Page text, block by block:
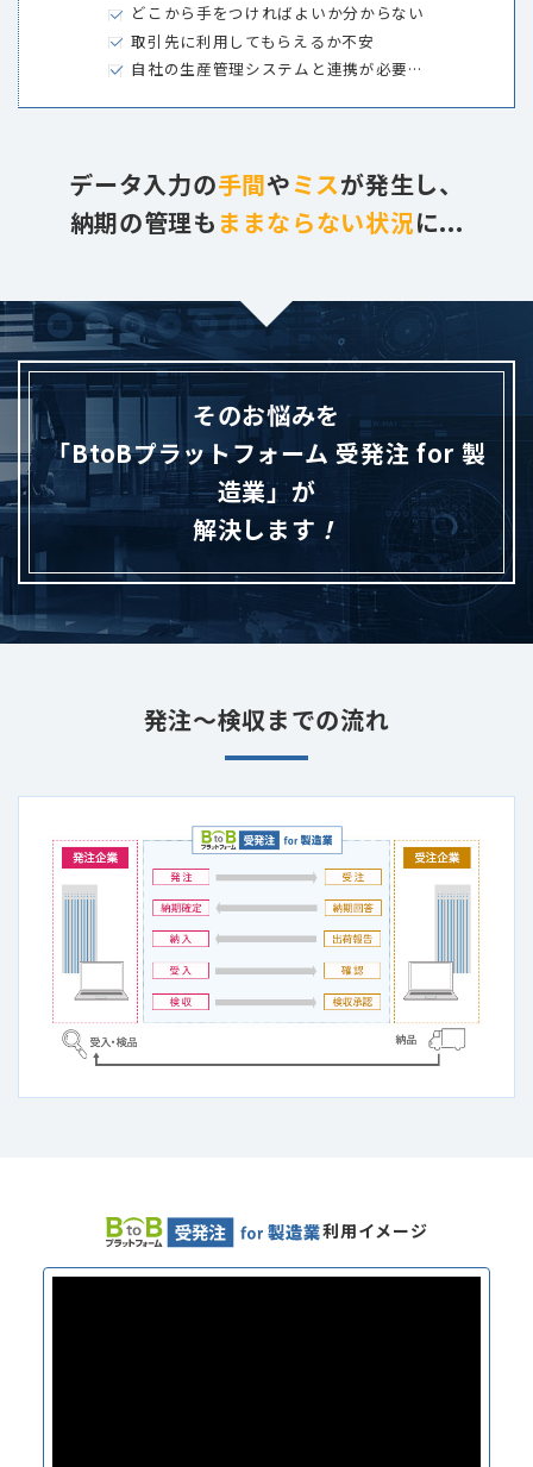
どこから手をつければよいか分からない
取引先に利用してもらえるか不安
自社の生産管理システムと連携が必要…
データ入力の手間やミスが発生し、
納期の管理も ままならない状況に...
そのお悩みを
「BtoBプラットフォーム 受発注 for 製
造業」が
解決します ！
発注～検収までの流れ
利用イメージ